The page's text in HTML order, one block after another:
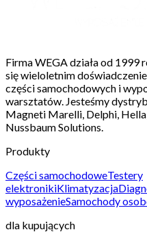
Firma WEGA działa od 1999
się wieloletnim
części samochodowych i
warsztatów. Jesteśmy
Magneti Marelli, Delphi,
Nussbaum Solutions.
Produkty
Części samochodoweTestery
elektronikiKlimatyzacja
wyposażenieSamochody
dla kupujących